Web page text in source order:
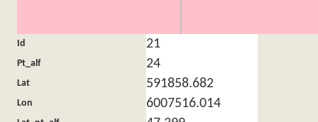
Id 21
Pt_alf 24
Lat 591858.682
Lon 6007516.014